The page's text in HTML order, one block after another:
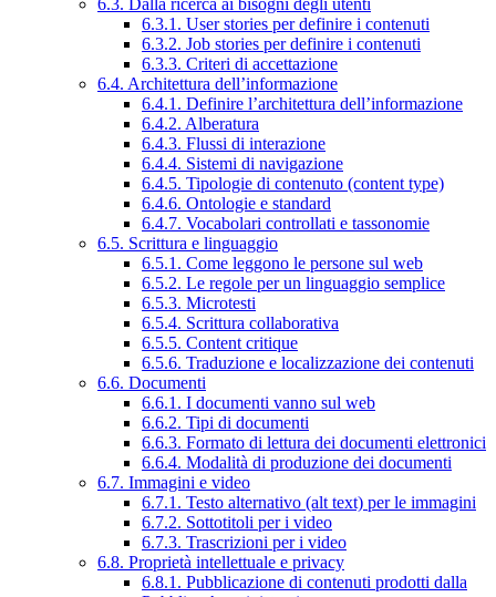
6.3.1. User stories per definire i contenuti
6.3.2. Job stories per definire i contenuti
6.3.3. Criteri di accettazione
6.4. Architettura dell’informazione
6.4.1. Definire l’architettura dell’informazione
6.4.2. Alberatura
6.4.3. Flussi di interazione
6.4.4. Sistemi di navigazione
6.4.5. Tipologie di contenuto (content type)
6.4.6. Ontologie e standard
6.4.7. Vocabolari controllati e tassonomie
6.5. Scrittura e linguaggio
6.5.1. Come leggono le persone sul web
6.5.2. Le regole per un linguaggio semplice
6.5.3. Microtesti
6.5.4. Scrittura collaborativa
6.5.5. Content critique
6.5.6. Traduzione e localizzazione dei contenuti
6.6. Documenti
6.6.1. I documenti vanno sul web
6.6.2. Tipi di documenti
6.6.3. Formato di lettura dei documenti elettronici
6.6.4. Modalità di produzione dei documenti
6.7. Immagini e video
6.7.1. Testo alternativo (alt text) per le immagini
6.7.2. Sottotitoli per i video
6.7.3. Trascrizioni per i video
6.8. Proprietà intellettuale e privacy
6.8.1. Pubblicazione di contenuti prodotti dalla